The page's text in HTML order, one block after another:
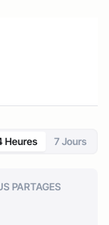
Heures 7 Jours
PARTAGES